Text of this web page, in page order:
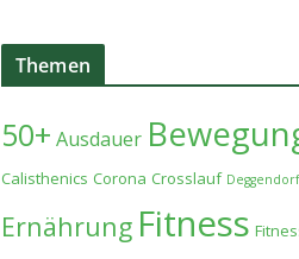
Themen
50+ Ausdauer
Calisthenics Corona Crosslauf Deggendorf
Ernährung Fitness